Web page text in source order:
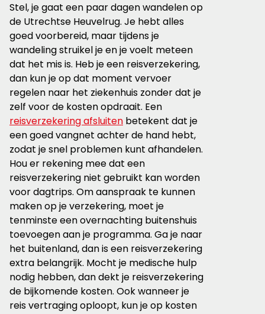
Stel, je gaat een paar dagen wandelen op
de Utrechtse Heuvelrug. Je hebt alles
goed voorbereid, maar tijdens je
wandeling struikel je en je voelt meteen
dat het mis is. Heb je een reisverzekering,
dan kun je op dat moment vervoer
regelen naar het ziekenhuis zonder dat je
zelf voor de kosten opdraait. Een
reisverzekering afsluiten betekent dat je
een goed vangnet achter de hand hebt,
zodat je snel problemen kunt afhandelen.
Hou er rekening mee dat een
reisverzekering niet gebruikt kan worden
voor dagtrips. Om aanspraak te kunnen
maken op je verzekering, moet je
tenminste een overnachting buitenshuis
toevoegen aan je programma. Ga je naar
het buitenland, dan is een reisverzekering
extra belangrijk. Mocht je medische hulp
nodig hebben, dan dekt je reisverzekering
de bijkomende kosten. Ook wanneer je
reis vertraging oploopt, kun je op kosten